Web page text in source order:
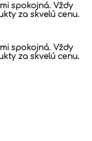
spokojná. Vždy
za skvelú cenu.
spokojná. Vždy
za skvelú cenu.